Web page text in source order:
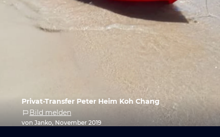
Privat-Transfer Peter Heim Koh Chang
Bild melden
von Janko, November 2019